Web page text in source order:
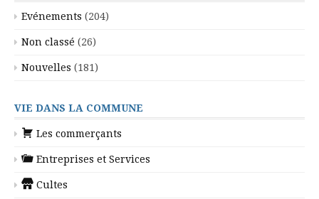
Evénements (204)
Non classé (26)
Nouvelles (181)
VIE DANS LA COMMUNE
Les commerçants
Entreprises et Services
Cultes